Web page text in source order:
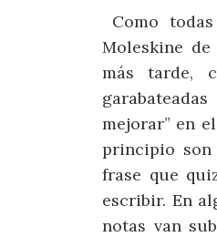
Como
Moleskine
más tarde,
mejorar” en
principio son
frase que
escribir. En
notas van